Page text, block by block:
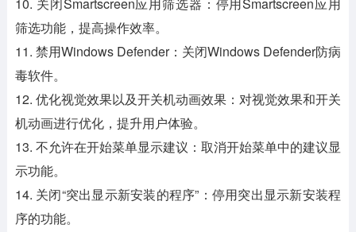
筛选功能，提高操作效率。
11. 禁用Windows Defender：关闭Windows Defender防病
毒软件。
12. 优化视觉效果以及开关机动画效果：对视觉效果和开关
机动画进行优化，提升用户体验。
13. 不允许在开始菜单显示建议：取消开始菜单中的建议显
示功能。
14. 关闭“突出显示新安装的程序”：停用突出显示新安装程
序的功能。